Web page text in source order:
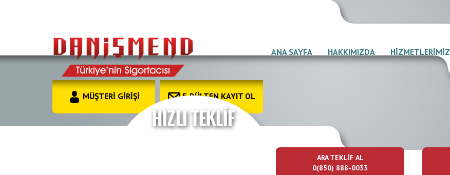
ANA SAYFA HAKKIMIZDA HİZMETLERİMİZ
MÜŞTERİ GİRİŞİ E-BÜLTEN KAYIT OL
ARA TEKLİF AL
0(850) 888-0033